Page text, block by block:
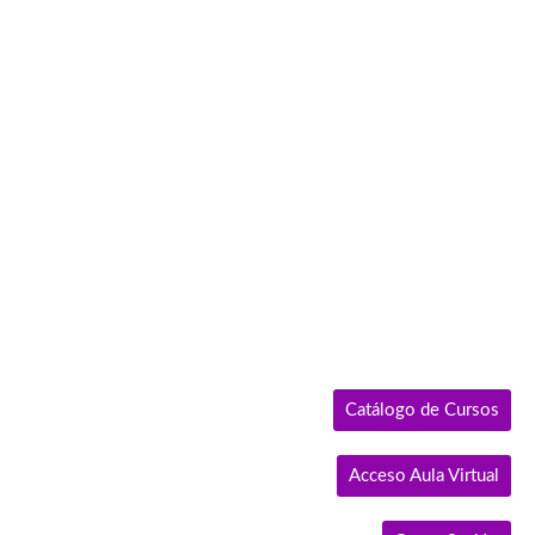
Catálogo de Cursos
Acceso Aula Virtual